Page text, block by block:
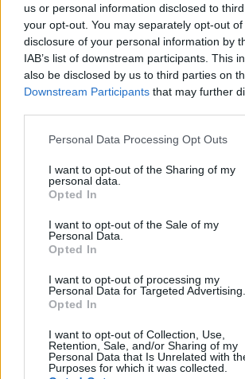
us or personal information disclosed to
your opt-out. You may separately opt-out
disclosure of your personal information by
IAB’s list of downstream participants. This
also be disclosed by us to third parties on
Downstream Participants that may further
Please note that this website/app uses one
not limited to your visit or usage behaviour.
grant or deny consent to Google and its
use your data for below specified purposes
consent section.
Personal Data Processing Opt Outs
I want to opt-out of the Sharing of my
personal data.
Opted In
I want to opt-out of the Sale of my
Personal Data.
Opted In
I want to opt-out of processing my
Personal Data for Targeted Advertising.
Opted In
I want to opt-out of Collection, Use,
Retention, Sale, and/or Sharing of my
Personal Data that Is Unrelated with
Purposes for which it was collected.
popular por seus serviços de troca de
criptografia. Binance explodiu em cena
e desde então se tornou a maior troca de
mundo.
BitMart
BitMart é uma troca de criptografia das
foi disponibilizado ao público em março
tem uma liquidez realmente
bem no meio da crise com COVID-19),
negociação de 24 horas da BitMart era de
bilhão. Este montante colocou BitMart
Coinmarketcap é a lista de bolsas com
começar a negociar aqui, não terá que se
fato de a carteira de pedidos ser escassa.